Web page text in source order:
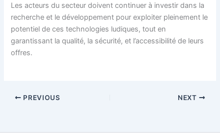
Les acteurs du secteur doivent continuer à investir dans la
recherche et le développement pour exploiter pleinement le
potentiel de ces technologies ludiques, tout en
garantissant la qualité, la sécurité, et l’accessibilité de leurs
offres.
PREVIOUS NEXT